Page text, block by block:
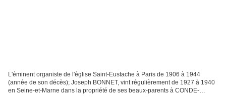
L'éminent organiste de l'église Saint-Eustache à Paris de 1906 à 1944
(année de son décès); Joseph BONNET, vint régulièrement de 1927 à 1940
en Seine-et-Marne dans la propriété de ses beaux-parents à CONDE-